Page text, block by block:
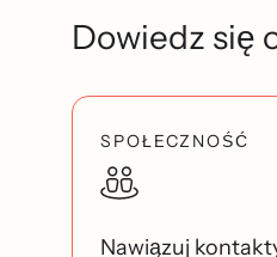
Dowiedz się
SPOŁECZNOŚĆ
Nawiązuj